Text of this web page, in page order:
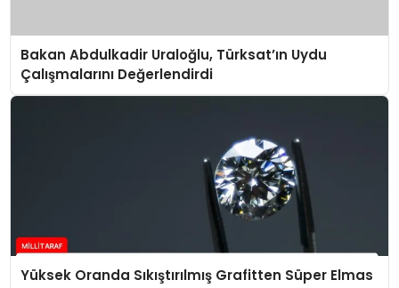
Bakan Abdulkadir Uraloğlu, Türksat’ın Uydu
Çalışmalarını Değerlendirdi
Yüksek Oranda Sıkıştırılmış Grafitten Süper Elmas